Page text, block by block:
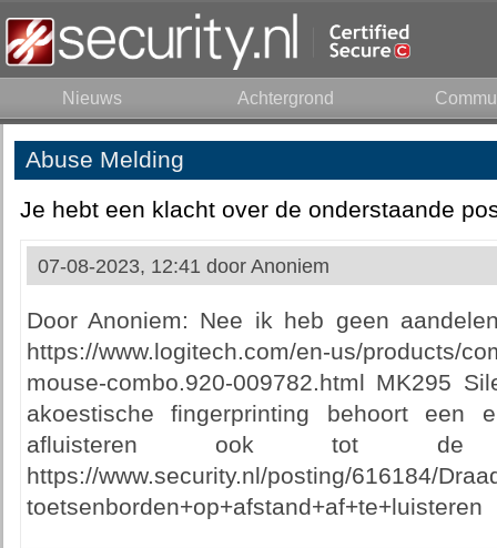
Nieuws Achtergrond
Abuse Melding
Je hebt een klacht over de onderstaande
07-08-2023, 12:41 door Anoniem
Door Anoniem: Nee ik heb geen
https://www.logitech.com/en-us/products/
mouse-combo.920-009782.html MK295
akoestische fingerprinting behoort een
afluisteren ook tot de
https://www.security.nl/posting/616184/
toetsenborden+op+afstand+af+te+luisteren